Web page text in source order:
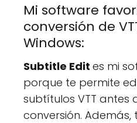
Mi software
conversión de
Windows:
Subtitle Edit es mi
porque te permite
subtítulos VTT antes
conversión.